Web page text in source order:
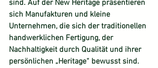
sind. Auf der New Heritage präsentieren
sich Manufakturen und kleine
Unternehmen, die sich der traditionellen
handwerklichen Fertigung, der
Nachhaltigkeit durch Qualität und ihrer
persönlichen „Heritage“ bewusst sind.